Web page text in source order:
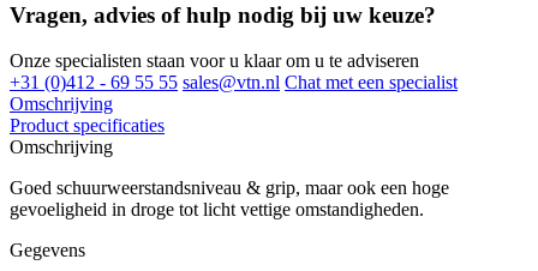
Vragen, advies of hulp nodig bij uw keuze?
Onze specialisten staan voor u klaar om u te adviseren
+31 (0)412 - 69 55 55 sales@vtn.nl Chat met een specialist
Omschrijving
Product specificaties
Omschrijving
Goed schuurweerstandsniveau & grip, maar ook een hoge
gevoeligheid in droge tot licht vettige omstandigheden.
Gegevens